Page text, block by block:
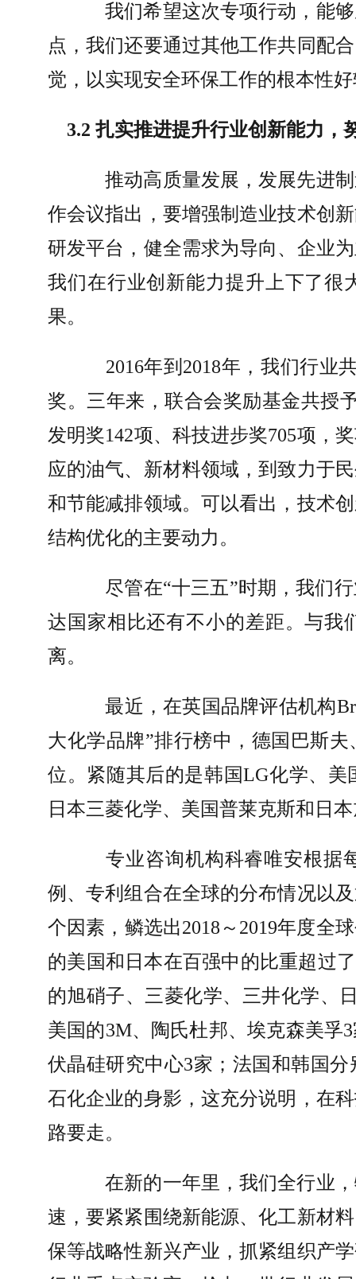
我们希望这次专项行动，能
点，我们还要通过其他工作共同配
觉，以实现安全环保工作的根本性
3.2 扎实推进提升行业创新能力，
推动高质量发展，发展先进
作会议指出，要增强制造业技术创
研发平台，健全需求为导向、企业
我们在行业创新能力提升上下了很
果。
2016年到 2018年，我们行业
奖。三年来，联合会奖励基金共授
发明奖142项、科技进步奖705项，
应的油气、新材料领域，到致力于
和节能减排领域。可以看出，技术
结构优化的主要动力。
尽管在“十三五”时期，我们
达国家相比还有不小的差距。与我
离。
最近，在英国品牌评估机构
大化学品牌”排行榜中，德国巴斯
位。紧随其后的是韩国LG化学、美
日本三菱化学、美国普莱克斯和日
专业咨询机构科睿唯安根据
例、专利组合在全球的分布情况以
个因素，鳞选出2018 ～ 2019年度全
的美国和日本在百强中的比重超过了
的旭硝子、三菱化学、三井化学、
美国的3M、陶氏杜邦、埃克森美孚3
伏晶硅研究中心3家；法国和韩国
石化企业的身影，这充分说明，在
路要走。
在新的一年里，我们全行业
速，要紧紧围绕新能源、化工新材
保等战略性新兴产业，抓紧组织产